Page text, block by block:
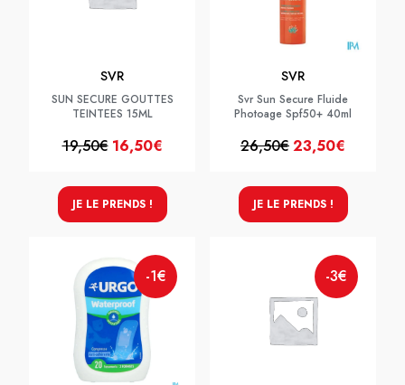
SVR
SUN SECURE GOUTTES
TEINTEES 15ML
19,50€ 16,50€
JE LE PRENDS !
SVR
Svr Sun Secure Fluide
Photoage Spf50+ 40ml
26,50€23,50€
JE LE PRENDS !
-1€ -3€